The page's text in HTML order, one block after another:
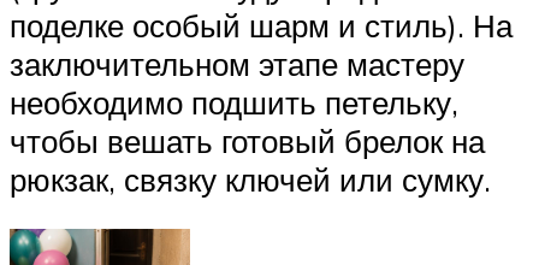
поделке особый шарм и стиль). На
заключительном этапе мастеру
необходимо подшить петельку,
чтобы вешать готовый брелок на
рюкзак, связку ключей или сумку.